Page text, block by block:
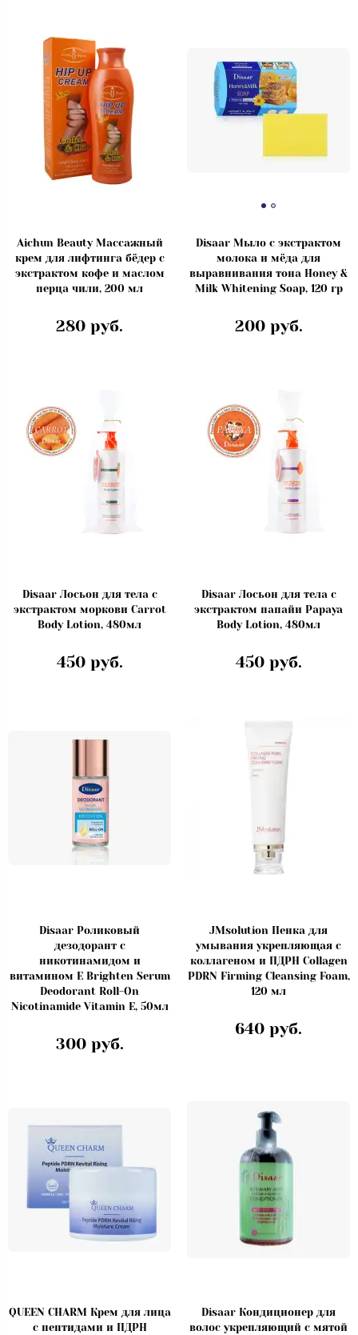
Aichun Beauty Массажный
крем для лифтинга бёдер с
экстрактом кофе и маслом
перца чили, 200 мл
280 руб.
Disaar Мыло с экстрактом
молока и мёда для
выравнивания тона Honey &
Milk Whitening Soap, 120 гр
200 руб.
Disaar Лосьон для тела с
экстрактом моркови Carrot
Body Lotion, 480мл
450 руб.
Disaar Лосьон для тела с
экстрактом папайи Papaya
Body Lotion, 480мл
450 руб.
Disaar Роликовый
дезодорант с
никотинамидом и
витамином Е Brighten Serum
Deodorant Roll-On
Nicotinamide Vitamin E, 50мл
300 руб.
JMsolution Пенка для
умывания укрепляющая с
коллагеном и ПДРН Collagen
PDRN Firming Cleansing Foam,
120 мл
640 руб.
QUEEN CHARM Крем для лица
с пептидами и ПДРН
Disaar Кондиционер для
волос укрепляющий с мятой